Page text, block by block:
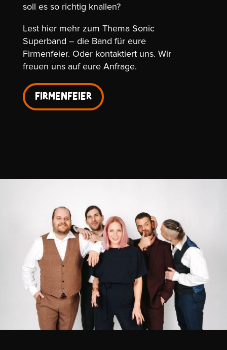
soll es so richtig knallen?
Lest hier mehr zum Thema Sonic
Superband – die Band für eure
Firmenfeier. Oder kontaktiert uns. Wir
freuen uns auf eure Anfrage.
Firmenfeier